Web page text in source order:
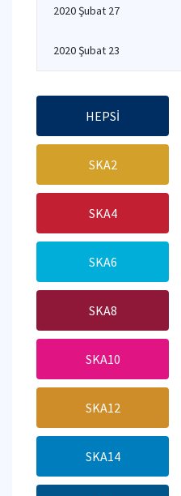
2020 Şubat 27
2020 Şubat 23
HEPSİ
SKA2
SKA4
SKA6
SKA8
SKA10
SKA12
SKA14